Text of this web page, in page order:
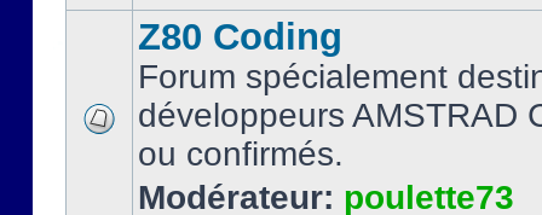
Z80 Coding
Forum spécialement
développeurs AMSTRAD
ou confirmés.
Modérateur: poulette73